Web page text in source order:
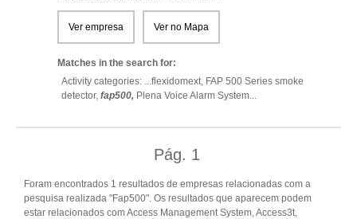
Ver empresa Ver no Mapa
Matches in the search for:
Activity categories: ...flexidomext, FAP 500 Series smoke
detector, fap500, Plena Voice Alarm System...
Pág. 1
Foram encontrados 1 resultados de empresas relacionadas com a
pesquisa realizada "Fap500". Os resultados que aparecem podem
estar relacionados com Access Management System, Access3t,